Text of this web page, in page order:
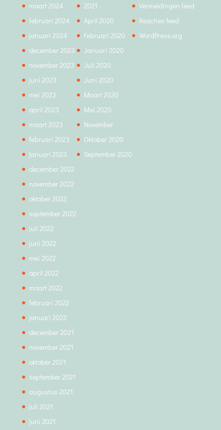
maart 2024
februari 2024
januari 2024
december 2023
november 2023
juni 2023
mei 2023
april 2023
maart 2023
februari 2023
januari 2023
december 2022
november 2022
oktober 2022
september 2022
juli 2022
juni 2022
mei 2022
april 2022
maart 2022
februari 2022
januari 2022
december 2021
november 2021
oktober 2021
september 2021
augustus 2021
juli 2021
juni 2021
2021
April 2020
Februari 2020
Januari 2020
Juli 2020
Juni 2020
Maart 2020
Mei 2020
November
Oktober 2020
September 2020
Vermeldingen feed
Reacties feed
WordPress.org